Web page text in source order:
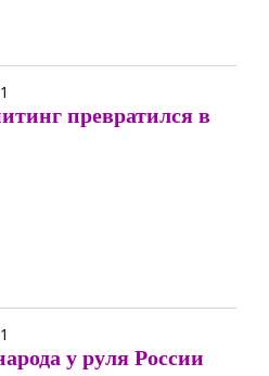
превратился в
у руля России